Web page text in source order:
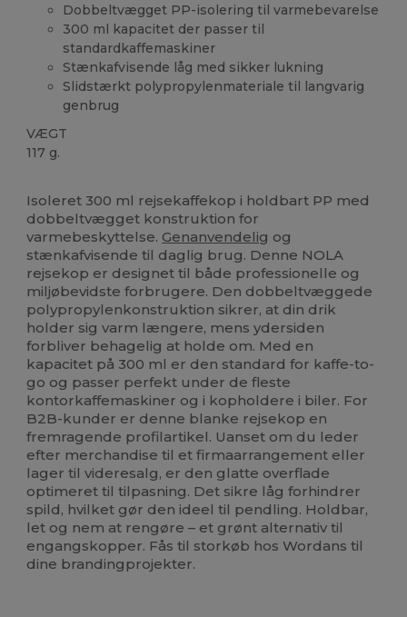
Dobbeltvægget PP-isolering til varmebevarelse
300 ml kapacitet der passer til
standardkaffemaskiner
Stænkafvisende låg med sikker lukning
Slidstærkt polypropylenmateriale til langvarig
genbrug
VÆGT
117 g.
Isoleret 300 ml rejsekaffekop i holdbart PP med
dobbeltvægget konstruktion for
varmebeskyttelse. Genanvendelig og
stænkafvisende til daglig brug. Denne NOLA
rejsekop er designet til både professionelle og
miljøbevidste forbrugere. Den dobbeltvæggede
polypropylenkonstruktion sikrer, at din drik
holder sig varm længere, mens ydersiden
forbliver behagelig at holde om. Med en
kapacitet på 300 ml er den standard for kaffe-to-
go og passer perfekt under de fleste
kontorkaffemaskiner og i kopholdere i biler. For
B2B-kunder er denne blanke rejsekop en
fremragende profilartikel. Uanset om du leder
efter merchandise til et firmaarrangement eller
lager til videresalg, er den glatte overflade
optimeret til tilpasning. Det sikre låg forhindrer
spild, hvilket gør den ideel til pendling. Holdbar,
let og nem at rengøre – et grønt alternativ til
engangskopper. Fås til storkøb hos Wordans til
dine brandingprojekter.